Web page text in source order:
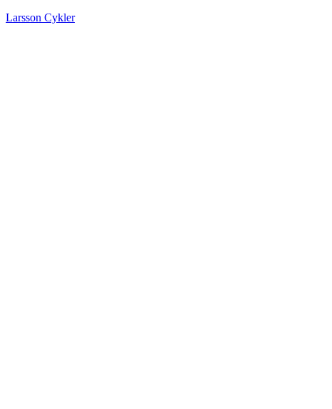
Larsson Cykler